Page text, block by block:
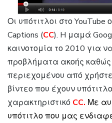
Οι υπότιτλοι στο YouTube
Captions (CC). H μαμά
καινοτομία το 2010 για
προβλήματα ακοής καθώς
περιεχομένου από
βίντεο που έχουν
χαρακτηριστικό CC. Με
υπότιτλο που μας